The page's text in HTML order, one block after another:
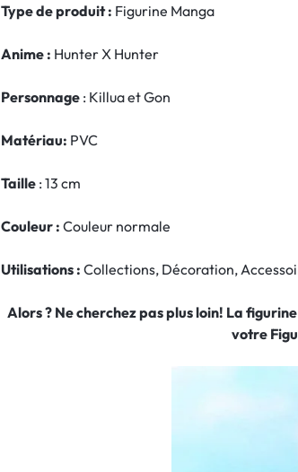
Type de produit : Figurine Manga
Anime : Hunter X Hunter
Personnage : Killua et Gon
Matériau: PVC
Taille : 13 cm
Couleur : Couleur normale
Utilisations : Collections, Décoration,
Alors ? Ne cherchez pas plus loin! La
votre